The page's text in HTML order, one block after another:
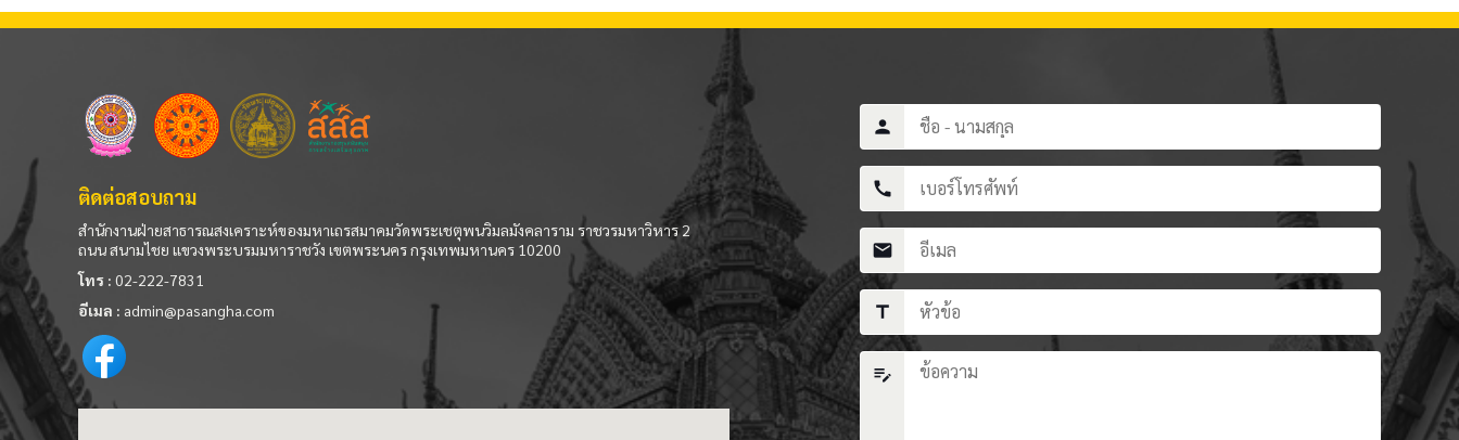
ติดต่อสอบถาม
สำนักงานฝ่ายสาธารณสงเคราะห์ของมหาเถรสมาคมวัดพระเชตุพนวิมลมังคลาราม ราชวรมหาวิหาร 2
ถนน สนามไชย แขวงพระบรมมหาราชวัง เขตพระนคร กรุงเทพมหานคร 10200
โทร : 02-222-7831
อีเมล : admin@pasangha.com
person
call
mail
title
edit_note